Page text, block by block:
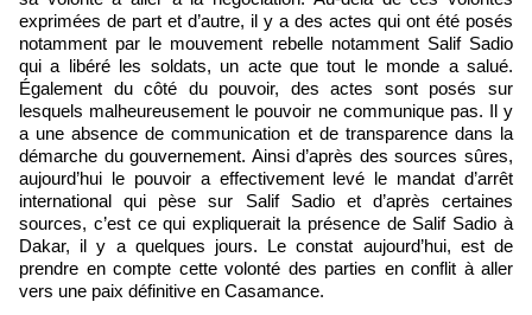
exprimées de part et d’autre, il y a des actes qui ont été posés
notamment par le mouvement rebelle notamment Salif Sadio
qui a libéré les soldats, un acte que tout le monde a salué.
Également du côté du pouvoir, des actes sont posés sur
lesquels malheureusement le pouvoir ne communique pas. Il y
a une absence de communication et de transparence dans la
démarche du gouvernement. Ainsi d’après des sources sûres,
aujourd’hui le pouvoir a effectivement levé le mandat d’arrêt
international qui pèse sur Salif Sadio et d’après certaines
sources, c’est ce qui expliquerait la présence de Salif Sadio à
Dakar, il y a quelques jours. Le constat aujourd’hui, est de
prendre en compte cette volonté des parties en conflit à aller
vers une paix définitive en Casamance.